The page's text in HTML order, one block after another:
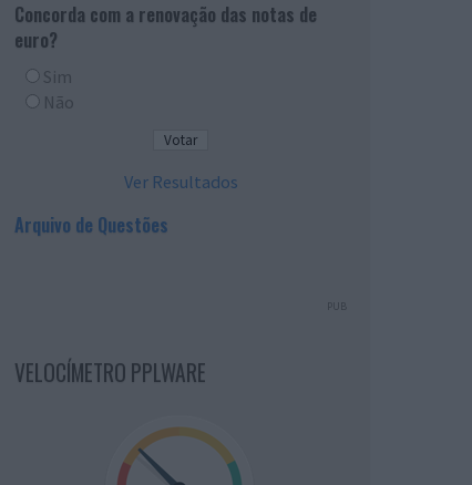
Concorda com a renovação das notas de
euro?
Sim
Não
Ver Resultados
Arquivo de Questões
PUB
VELOCÍMETRO PPLWARE